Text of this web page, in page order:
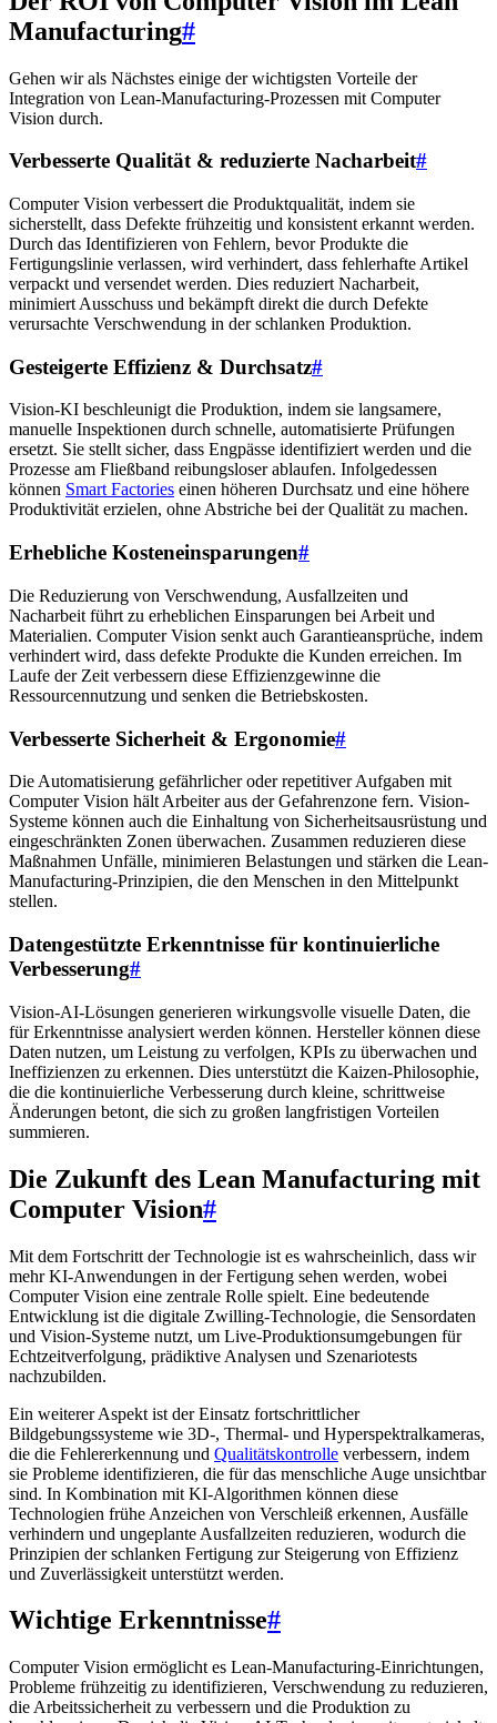
Manufacturing#
Gehen wir als Nächstes einige der wichtigsten Vorteile der
Integration von Lean-Manufacturing-Prozessen mit Computer
Vision durch.
Verbesserte Qualität & reduzierte Nacharbeit#
Computer Vision verbessert die Produktqualität, indem sie
sicherstellt, dass Defekte frühzeitig und konsistent erkannt werden.
Durch das Identifizieren von Fehlern, bevor Produkte die
Fertigungslinie verlassen, wird verhindert, dass fehlerhafte Artikel
verpackt und versendet werden. Dies reduziert Nacharbeit,
minimiert Ausschuss und bekämpft direkt die durch Defekte
verursachte Verschwendung in der schlanken Produktion.
Gesteigerte Effizienz & Durchsatz#
Vision-KI beschleunigt die Produktion, indem sie langsamere,
manuelle Inspektionen durch schnelle, automatisierte Prüfungen
ersetzt. Sie stellt sicher, dass Engpässe identifiziert werden und die
Prozesse am Fließband reibungsloser ablaufen. Infolgedessen
können Smart Factories einen höheren Durchsatz und eine höhere
Produktivität erzielen, ohne Abstriche bei der Qualität zu machen.
Erhebliche Kosteneinsparungen#
Die Reduzierung von Verschwendung, Ausfallzeiten und
Nacharbeit führt zu erheblichen Einsparungen bei Arbeit und
Materialien. Computer Vision senkt auch Garantieansprüche, indem
verhindert wird, dass defekte Produkte die Kunden erreichen. Im
Laufe der Zeit verbessern diese Effizienzgewinne die
Ressourcennutzung und senken die Betriebskosten.
Verbesserte Sicherheit & Ergonomie#
Die Automatisierung gefährlicher oder repetitiver Aufgaben mit
Computer Vision hält Arbeiter aus der Gefahrenzone fern. Vision-
Systeme können auch die Einhaltung von Sicherheitsausrüstung und
eingeschränkten Zonen überwachen. Zusammen reduzieren diese
Maßnahmen Unfälle, minimieren Belastungen und stärken die Lean-
Manufacturing-Prinzipien, die den Menschen in den Mittelpunkt
stellen.
Datengestützte Erkenntnisse für kontinuierliche
Verbesserung#
Vision-AI-Lösungen generieren wirkungsvolle visuelle Daten, die
für Erkenntnisse analysiert werden können. Hersteller können diese
Daten nutzen, um Leistung zu verfolgen, KPIs zu überwachen und
Ineffizienzen zu erkennen. Dies unterstützt die Kaizen-Philosophie,
die die kontinuierliche Verbesserung durch kleine, schrittweise
Änderungen betont, die sich zu großen langfristigen Vorteilen
summieren.
Die Zukunft des Lean Manufacturing mit
Computer Vision#
Mit dem Fortschritt der Technologie ist es wahrscheinlich, dass wir
mehr KI-Anwendungen in der Fertigung sehen werden, wobei
Computer Vision eine zentrale Rolle spielt. Eine bedeutende
Entwicklung ist die digitale Zwilling-Technologie, die Sensordaten
und Vision-Systeme nutzt, um Live-Produktionsumgebungen für
Echtzeitverfolgung, prädiktive Analysen und Szenariotests
nachzubilden.
Ein weiterer Aspekt ist der Einsatz fortschrittlicher
Bildgebungssysteme wie 3D-, Thermal- und Hyperspektralkameras,
die die Fehlererkennung und Qualitätskontrolle verbessern, indem
sie Probleme identifizieren, die für das menschliche Auge unsichtbar
sind. In Kombination mit KI-Algorithmen können diese
Technologien frühe Anzeichen von Verschleiß erkennen, Ausfälle
verhindern und ungeplante Ausfallzeiten reduzieren, wodurch die
Prinzipien der schlanken Fertigung zur Steigerung von Effizienz
und Zuverlässigkeit unterstützt werden.
Wichtige Erkenntnisse#
Computer Vision ermöglicht es Lean-Manufacturing-Einrichtungen,
Probleme frühzeitig zu identifizieren, Verschwendung zu reduzieren,
die Arbeitssicherheit zu verbessern und die Produktion zu